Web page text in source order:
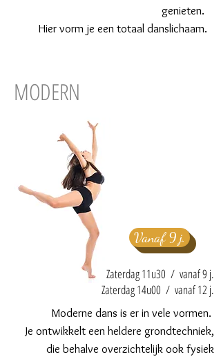
genieten.
Hier vorm je een totaal danslichaam.
MODERN
Vanaf 9 j.
Zaterdag 11u30 / vanaf 9 j.
Zaterdag 14u00 / vanaf 12 j.
Moderne dans is er in vele vormen.
Je ontwikkelt een heldere grondtechniek,
die behalve overzichtelijk ook fysiek